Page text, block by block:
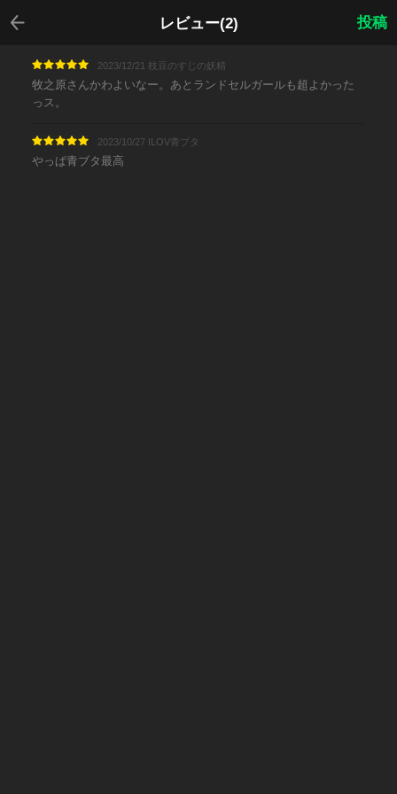
レビュー(2)
戻る
投稿
2023/12/21 枝豆のすじの妖精
牧之原さんかわよいなー。あとランドセルガールも超よかった
っス。
2023/10/27 ILOV青ブタ
やっぱ青ブタ最高